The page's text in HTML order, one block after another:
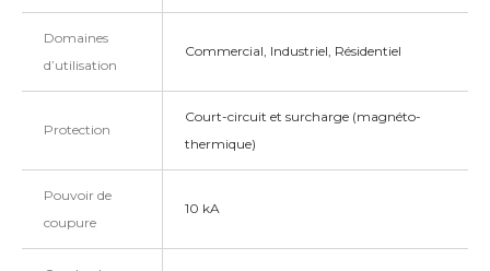
Domaines
d’utilisation
Commercial, Industriel, Résidentiel
Protection
Court-circuit et surcharge (magnéto-
thermique)
Pouvoir de
coupure
10 kA